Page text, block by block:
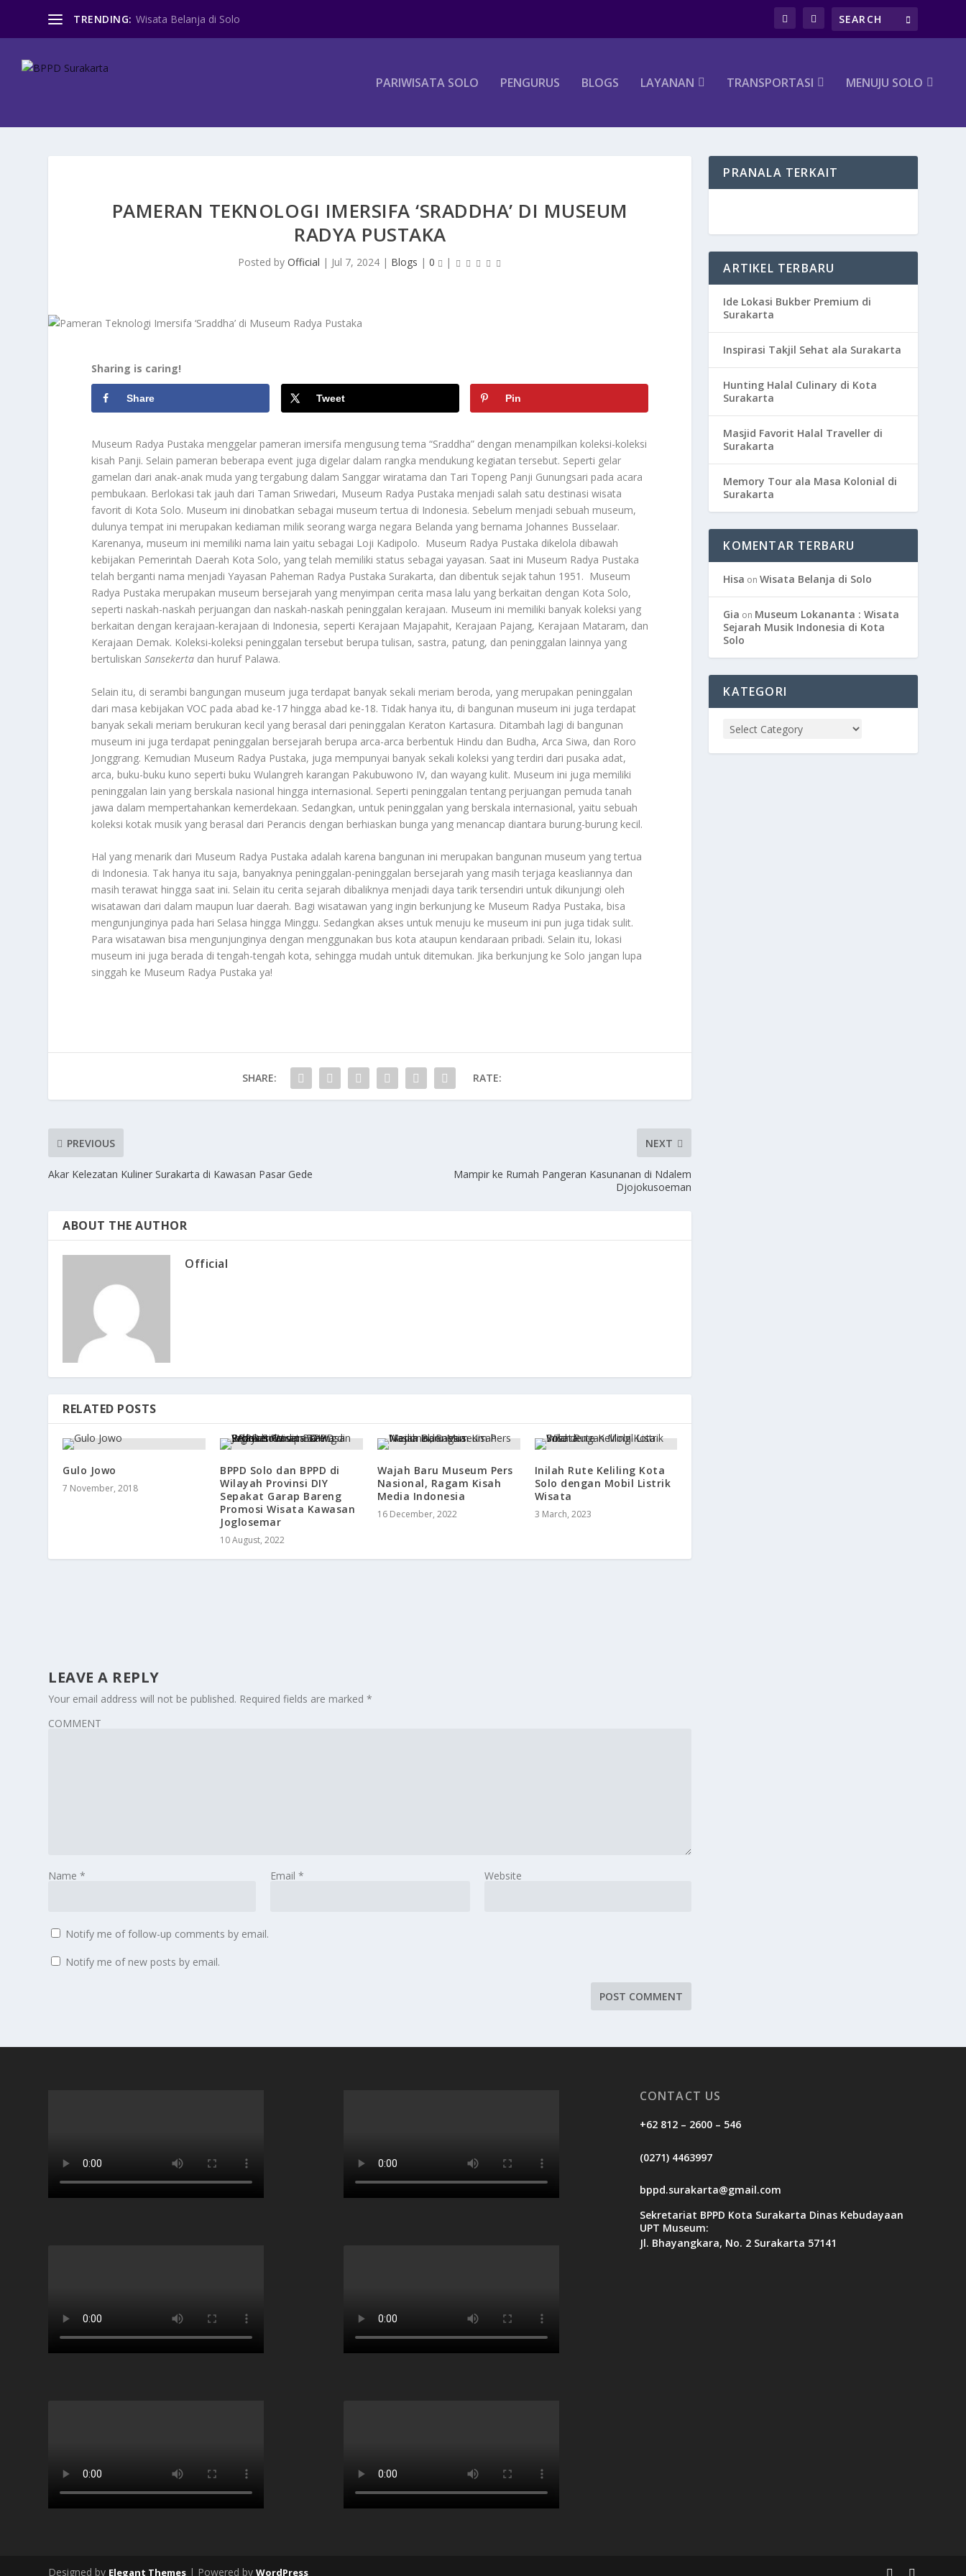
TRENDING: Wisata Belanja di Solo
PARIWISATA SOLO PENGURUS BLOGS LAYANAN TRANSPORTASI MENUJU SOLO
PAMERAN TEKNOLOGI IMERSIFA ‘SRADDHA’ DI MUSEUM
RADYA PUSTAKA
Posted byOfficial | Jul 7, 2024 | Blogs |0 |
Sharing is caring!
Share Tweet Pin
Museum Radya Pustaka menggelar pameran imersifa mengusung tema “Sraddha” dengan menampilkan koleksi-koleksi
kisah Panji. Selain pameran beberapa event juga digelar dalam rangka mendukung kegiatan tersebut. Seperti gelar
gamelan dari anak-anak muda yang tergabung dalam Sanggar wiratama dan Tari Topeng Panji Gunungsari pada acara
pembukaan. Berlokasi tak jauh dari Taman Sriwedari, Museum Radya Pustaka menjadi salah satu destinasi wisata
favorit di Kota Solo. Museum ini dinobatkan sebagai museum tertua di Indonesia. Sebelum menjadi sebuah museum,
dulunya tempat ini merupakan kediaman milik seorang warga negara Belanda yang bernama Johannes Busselaar.
Karenanya, museum ini memiliki nama lain yaitu sebagai Loji Kadipolo. Museum Radya Pustaka dikelola dibawah
kebijakan Pemerintah Daerah Kota Solo, yang telah memiliki status sebagai yayasan. Saat ini Museum Radya Pustaka
telah berganti nama menjadi Yayasan Paheman Radya Pustaka Surakarta, dan dibentuk sejak tahun 1951. Museum
Radya Pustaka merupakan museum bersejarah yang menyimpan cerita masa lalu yang berkaitan dengan Kota Solo,
seperti naskah-naskah perjuangan dan naskah-naskah peninggalan kerajaan. Museum ini memiliki banyak koleksi yang
berkaitan dengan kerajaan-kerajaan di Indonesia, seperti Kerajaan Majapahit, Kerajaan Pajang, Kerajaan Mataram, dan
Kerajaan Demak. Koleksi-koleksi peninggalan tersebut berupa tulisan, sastra, patung, dan peninggalan lainnya yang
bertuliskanSansekerta dan huruf Palawa.
Selain itu, di serambi bangungan museum juga terdapat banyak sekali meriam beroda, yang merupakan peninggalan
dari masa kebijakan VOC pada abad ke-17 hingga abad ke-18. Tidak hanya itu, di bangunan museum ini juga terdapat
banyak sekali meriam berukuran kecil yang berasal dari peninggalan Keraton Kartasura. Ditambah lagi di bangunan
museum ini juga terdapat peninggalan bersejarah berupa arca-arca berbentuk Hindu dan Budha, Arca Siwa, dan Roro
Jonggrang. Kemudian Museum Radya Pustaka, juga mempunyai banyak sekali koleksi yang terdiri dari pusaka adat,
arca, buku-buku kuno seperti buku Wulangreh karangan Pakubuwono IV, dan wayang kulit. Museum ini juga memiliki
peninggalan lain yang berskala nasional hingga internasional. Seperti peninggalan tentang perjuangan pemuda tanah
jawa dalam mempertahankan kemerdekaan. Sedangkan, untuk peninggalan yang berskala internasional, yaitu sebuah
koleksi kotak musik yang berasal dari Perancis dengan berhiaskan bunga yang menancap diantara burung-burung kecil.
Hal yang menarik dari Museum Radya Pustaka adalah karena bangunan ini merupakan bangunan museum yang tertua
di Indonesia. Tak hanya itu saja, banyaknya peninggalan-peninggalan bersejarah yang masih terjaga keasliannya dan
masih terawat hingga saat ini. Selain itu cerita sejarah dibaliknya menjadi daya tarik tersendiri untuk dikunjungi oleh
wisatawan dari dalam maupun luar daerah. Bagi wisatawan yang ingin berkunjung ke Museum Radya Pustaka, bisa
mengunjunginya pada hari Selasa hingga Minggu. Sedangkan akses untuk menuju ke museum ini pun juga tidak sulit.
Para wisatawan bisa mengunjunginya dengan menggunakan bus kota ataupun kendaraan pribadi. Selain itu, lokasi
museum ini juga berada di tengah-tengah kota, sehingga mudah untuk ditemukan. Jika berkunjung ke Solo jangan lupa
singgah ke Museum Radya Pustaka ya!
SHARE: RATE:
PREVIOUS
Akar Kelezatan Kuliner Surakarta di Kawasan Pasar Gede
NEXT
Mampir ke Rumah Pangeran Kasunanan di Ndalem
Djojokusoeman
ABOUT THE AUTHOR
Official
RELATED POSTS
Gulo Jowo
7 November, 2018
BPPD Solo dan BPPD di
Wilayah Provinsi DIY
Sepakat Garap Bareng
Promosi Wisata Kawasan
Joglosemar
10 August, 2022
Wajah Baru Museum Pers
Nasional, Ragam Kisah
Media Indonesia
16 December, 2022
Inilah Rute Keliling Kota
Solo dengan Mobil Listrik
Wisata
3 March, 2023
LEAVE A REPLY
Your email address will not be published. Required fields are marked*
COMMENT
Name* Email * Website
Notify me of follow-up comments by email.
Notify me of new posts by email.
PRANALA TERKAIT
ARTIKEL TERBARU
Ide Lokasi Bukber Premium di
Surakarta
Inspirasi Takjil Sehat ala Surakarta
Hunting Halal Culinary di Kota
Surakarta
Masjid Favorit Halal Traveller di
Surakarta
Memory Tour ala Masa Kolonial di
Surakarta
KOMENTAR TERBARU
Hisa onWisata Belanja di Solo
Gia on Museum Lokananta : Wisata
Sejarah Musik Indonesia di Kota
Solo
KATEGORI
CONTACT US
+62 812 – 2600 – 546
(0271) 4463997
bppd.surakarta@gmail.com
Sekretariat BPPD Kota Surakarta Dinas Kebudayaan
UPT Museum:
Jl. Bhayangkara, No. 2 Surakarta 57141
Designed by Elegant Themes | Powered byWordPress